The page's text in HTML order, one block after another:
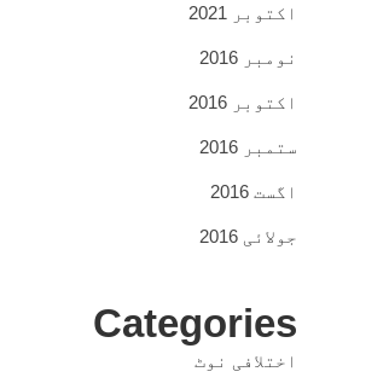
اکتوبر 2021
نومبر 2016
اکتوبر 2016
ستمبر 2016
اگست 2016
جولائی 2016
Categories
اختلافی نوٹ